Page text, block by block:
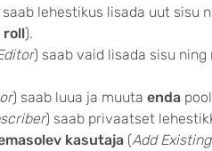
saab lehestikus lisada uut sisu
roll).
) saab vaid lisada sisu ning
) saab luua ja muuta enda
) saab privaatset
kasutaja (Add